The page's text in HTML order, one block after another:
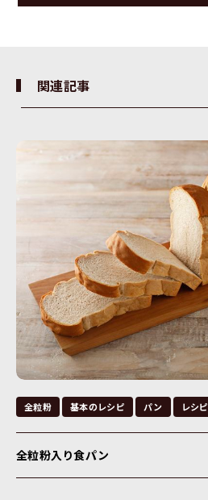
関連記事
全粒粉 基本のレシピ パン レシピ
全粒粉入り食パン